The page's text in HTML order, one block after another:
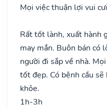
Mọi việc thuận lợi vui
Rất tốt lành, xuất hành
may mắn. Buôn bán có
người đi sắp về nhà.
tốt đẹp. Có bệnh cầu
khỏe.
1h-3h